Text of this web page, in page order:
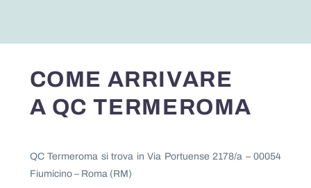
COME ARRIVARE
A QC TERMEROMA
QC Termeroma si trova in Via Portuense 2178/a – 00054
Fiumicino – Roma (RM)